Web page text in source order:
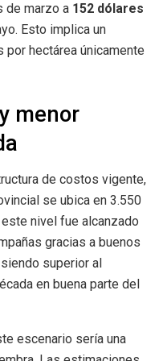
de marzo a 152 dólares
Esto implica un
hectárea únicamente
menor
de costos vigente,
se ubica en 3.550
nivel fue alcanzado
gracias a buenos
superior al
en buena parte del
escenario sería una